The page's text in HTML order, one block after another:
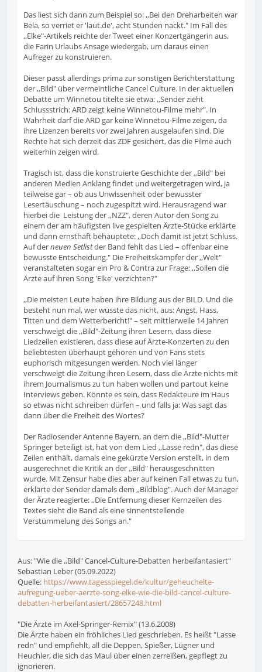
Das liest sich dann zum Beispiel so: ,,Bei den Dreharbeiten war
Bela, so verriet er 'laut.de', acht Stunden nackt." Im Fall des
,,Elke"-Artikels reichte der Tweet einer Konzertgängerin aus,
die Farin Urlaubs Ansage wiedergab, um daraus einen
Aufreger zu konstruieren.
Dieser passt allerdings prima zur sonstigen Berichterstattung
der ,,Bild" über vermeintliche Cancel Culture. In der aktuellen
Debatte um Winnetou titelte sie etwa: ,,Sender zieht
Schlussstrich: ARD zeigt keine Winnetou-Filme mehr". In
Wahrheit darf die ARD gar keine Winnetou-Filme zeigen, da
ihre Lizenzen bereits vor zwei Jahren ausgelaufen sind. Die
Rechte hat sich derzeit das ZDF gesichert, das die Filme auch
weiterhin zeigen wird.
Tragisch ist, dass die konstruierte Geschichte der ,,Bild" bei
anderen Medien Anklang findet und weitergetragen wird, ja
teilweise gar – ob aus Unwissenheit oder bewusster
Lesertäuschung – noch zugespitzt wird. Herausragend war
hierbei die Leistung der ,,NZZ", deren Autor den Song zu
einem der am häufigsten live gespielten Ärzte-Stücke erklärte
und dann ernsthaft behauptete: ,,Doch damit ist jetzt Schluss.
Auf derneuen Setlistder Band fehlt das Lied – offenbar eine
bewusste Entscheidung." Die Freiheitskämpfer der ,,Welt"
veranstalteten sogar ein Pro & Contra zur Frage: ,,Sollen die
Ärzte auf ihren Song 'Elke' verzichten?"
,,Die meisten Leute haben ihre Bildung aus der BILD. Und die
besteht nun mal, wer wüsste das nicht, aus: Angst, Hass,
Titten und dem Wetterbericht!" – seit mittlerweile 14 Jahren
verschweigt die ,,Bild"-Zeitung ihren Lesern, dass diese
Liedzeilen existieren, dass diese auf Ärzte-Konzerten zu den
beliebtesten überhaupt gehören und von Fans stets
euphorisch mitgesungen werden. Noch viel länger
verschweigt die Zeitung ihren Lesern, dass die Ärzte nichts mit
ihrem Journalismus zu tun haben wollen und partout keine
Interviews geben. Könnte es sein, dass Redakteure im Haus
so etwas nicht schreiben dürfen – und falls ja: Was sagt das
dann über die Freiheit des Wortes?
Der Radiosender Antenne Bayern, an dem die ,,Bild"-Mutter
Springer beteiligt ist, hat von dem Lied ,,Lasse redn", das diese
Zeilen enthält, damals eine gekürzte Version erstellt, in dem
ausgerechnet die Kritik an der ,,Bild" herausgeschnitten
wurde. Mit Zensur habe dies aber auf keinen Fall etwas zu tun,
erklärte der Sender damals dem ,,Bildblog". Auch der Manager
der Ärzte reagierte: ,,Die Entfernung dieser Kernzeilen des
Textes sieht die Band als eine sinnentstellende
Verstümmelung des Songs an."
Aus: "Wie die ,,Bild" Cancel-Culture-Debatten herbeifantasiert"
Sebastian Leber (05.09.2022)
Quelle: https://www.tagesspiegel.de/kultur/geheuchelte-
aufregung-ueber-aerzte-song-elke-wie-die-bild-cancel-culture-
debatten-herbeifantasiert/28657248.html
"Die Ärzte im Axel-Springer-Remix" (13.6.2008)
Die Ärzte haben ein fröhliches Lied geschrieben. Es heißt "Lasse
redn" und empfiehlt, all die Deppen, Spießer, Lügner und
Heuchler, die sich das Maul über einen zerreißen, gepflegt zu
ignorieren.